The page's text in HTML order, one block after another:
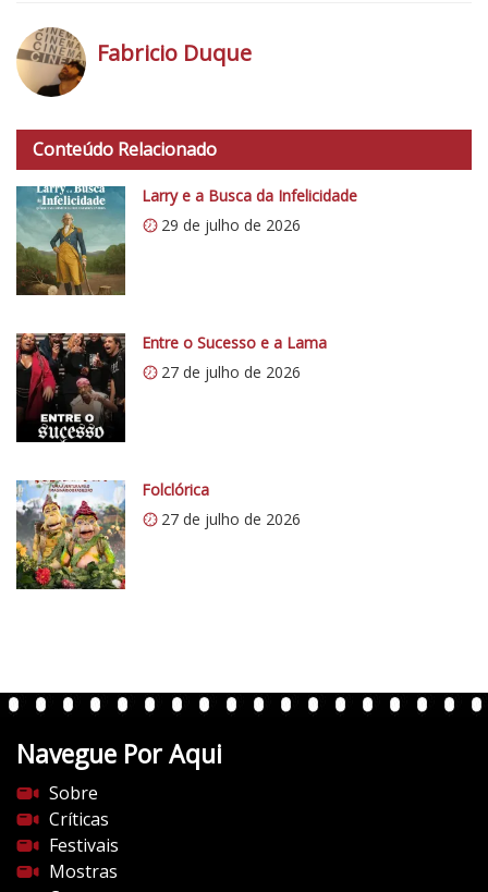
t
p
s
:
/
/
0
.
w
p
.
c
o
m
/
v
n
e
s
d
o
c
Fabricio Duque
Conteúdo Relacionado
Larry e a Busca da Infelicidade
29 de julho de 2026
Entre o Sucesso e a Lama
27 de julho de 2026
Folclórica
27 de julho de 2026
Navegue Por Aqui
Sobre
Críticas
Festivais
Mostras